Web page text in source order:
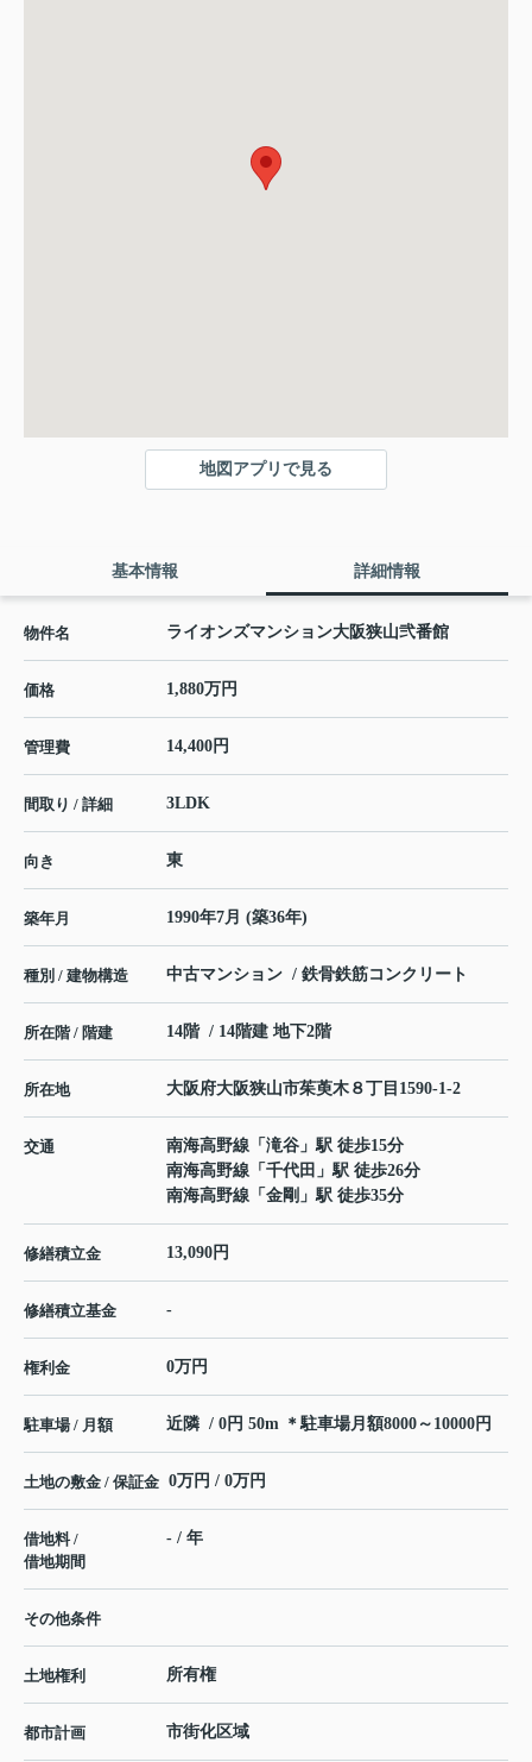
地図アプリで見る
基本情報 詳細情報
物件名 ライオンズマンション大阪狭山弐番館
価格 1,880万円
管理費 14,400円
間取り / 詳細 3LDK
向き 東
築年月 1990年7月 (築36年)
種別 / 建物構造 中古マンション / 鉄骨鉄筋コンクリート
所在階 / 階建 14階 / 14階建 地下2階
所在地 大阪府大阪狭山市茱萸木 ８丁目1590-1-2
交通 南海高野線 「 滝谷 」駅 徒歩15分
南海高野線 「 千代田 」駅 徒歩26分
南海高野線 「 金剛 」駅 徒歩35分
修繕積立金 13,090円
修繕積立基金 -
権利金 0万円
駐車場 / 月額 近隣 / 0円 50m ＊駐車場月額8000～10000円
土地の敷金 / 保証金 0万円 / 0万円
借地料 /
借地期間
- / 年
その他条件
土地権利 所有権
都市計画 市街化区域